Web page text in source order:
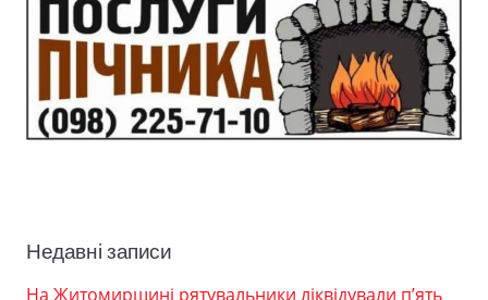
Недавні записи
На Житомирщині рятувальники ліквідували п’ять